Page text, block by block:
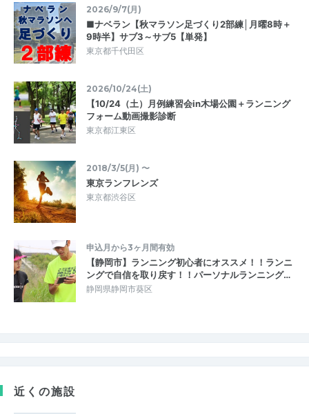
2026/9/7(月)
■ナベラン【秋マラソン足づくり2部練│月曜8時＋
9時半】サブ3～サブ5【単発】
東京都千代田区
2026/10/24(土)
【10/24（土）月例練習会in木場公園＋ランニング
フォーム動画撮影診断
東京都江東区
2018/3/5(月) 〜
東京ランフレンズ
東京都渋谷区
申込月から3ヶ月間有効
【静岡市】ランニング初心者にオススメ！！ランニ
ングで自信を取り戻す！！パーソナルランニング…
静岡県静岡市葵区
近くの施設